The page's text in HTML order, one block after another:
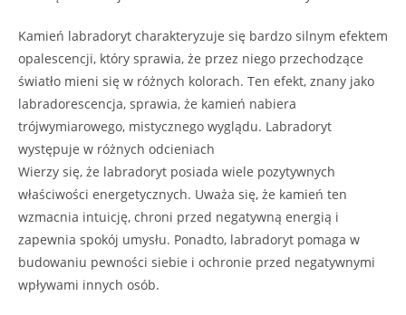
Kamień labradoryt charakteryzuje się bardzo silnym efektem
opalescencji, który sprawia, że ​​przez niego przechodzące
światło mieni się w różnych kolorach. Ten efekt, znany jako
labradorescencja, sprawia, że kamień nabiera
trójwymiarowego, mistycznego wyglądu. Labradoryt
występuje w różnych odcieniach
Wierzy się, że labradoryt posiada wiele pozytywnych
właściwości energetycznych. Uważa się, że kamień ten
wzmacnia intuicję, chroni przed negatywną energią i
zapewnia spokój umysłu. Ponadto, labradoryt pomaga w
budowaniu pewności siebie i ochronie przed negatywnymi
wpływami innych osób.